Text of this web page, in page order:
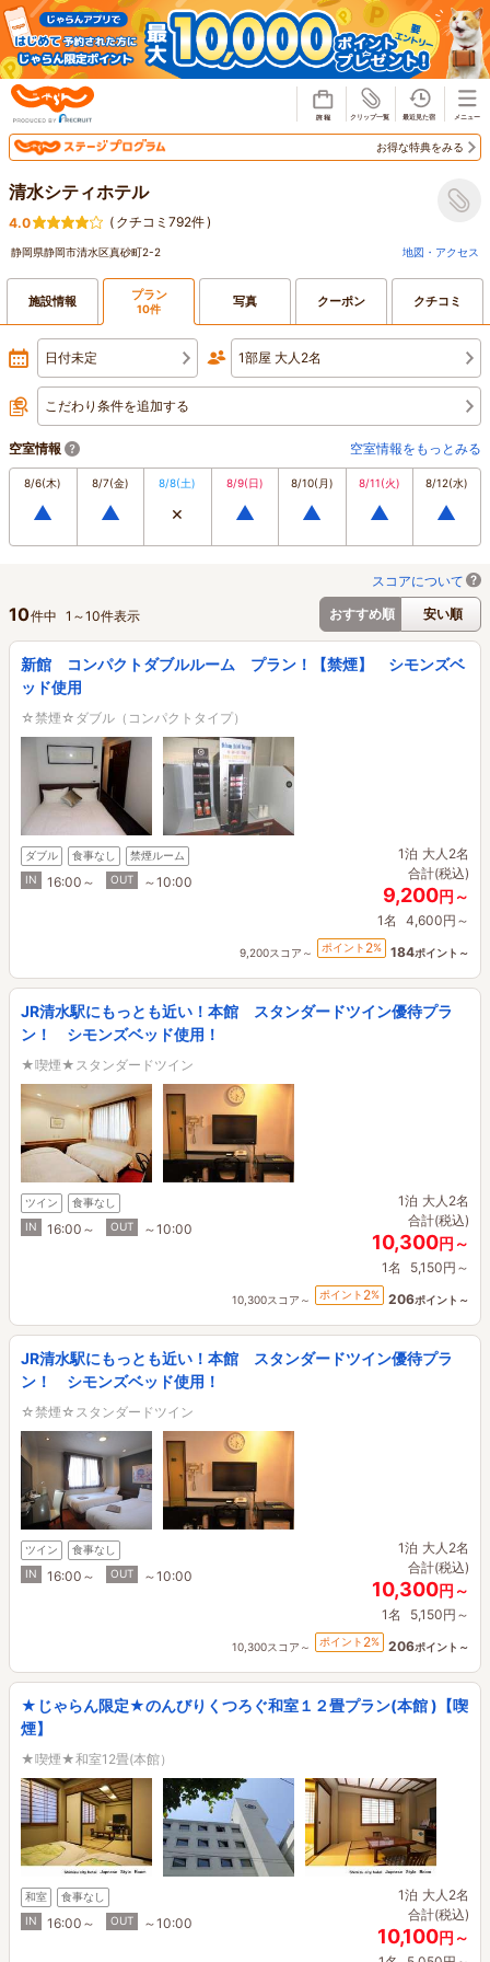
お得な特典をみる
清水シティホテル
4.0 ( クチコミ792件)
静岡県静岡市清水区真砂町2-2 地図・アクセス
施設情報 プラン
10件 写真 クーポン クチコミ
日付未定 1部屋 大人2名
こだわり条件を追加する
空室情報 空室情報をもっとみる
8/6(木)
▲
8/7(金)
▲
8/8(土)
×
8/9(日)
▲
8/10(月)
▲
8/11(火)
▲
8/12(水)
▲
スコアについて
おすすめ順
安い順
10件中 1 ～10件表示
新館 コンパクトダブルルーム プラン！【禁煙】 シモンズベ
ッド使用
☆禁煙☆ダブル（コンパクトタイプ）
ダブル 食事なし
禁煙ルーム
IN
16:00～ OUT ～10:00
1泊 大人2名
合計(税込)
9,200円～
1名 4,600円～
9,200スコア～ ポイント 2% 184ポイント～
JR清水駅にもっとも近い！本館 スタンダードツイン優待プラ
ン！ シモンズベッド使用！
★喫煙★スタンダードツイン
ツイン
食事なし
IN
16:00～ OUT ～10:00
1泊 大人2名
合計(税込)
10,300円～
1名 5,150円～
10,300スコア～ ポイント 2% 206ポイント～
JR清水駅にもっとも近い！本館 スタンダードツイン優待プラ
ン！ シモンズベッド使用！
☆禁煙☆スタンダードツイン
ツイン
食事なし
IN
16:00～ OUT ～10:00
1泊 大人2名
合計(税込)
10,300円～
1名 5,150円～
10,300スコア～ ポイント 2% 206ポイント～
★じゃらん限定★のんびりくつろぐ和室１２畳プラン(本館 )【喫
煙】
★喫煙★和室12畳(本館）
和室
食事なし
IN
16:00～ OUT ～10:00
1泊 大人2名
合計(税込)
10,100円～